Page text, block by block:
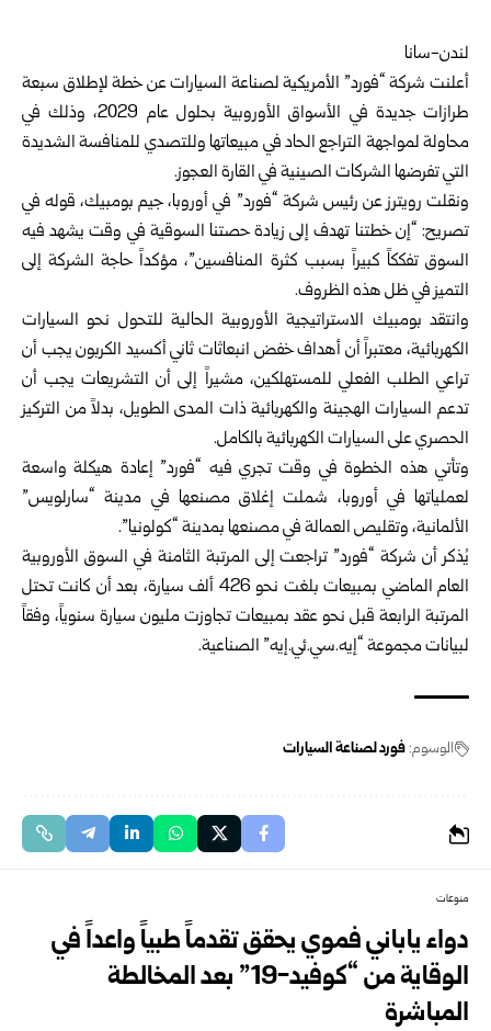
لندن-سانا
أعلنت شركة “فورد” الأمريكية لصناعة السيارات عن خطة لإطلاق سبعة
طرازات جديدة في الأسواق الأوروبية بحلول عام 2029، وذلك في
محاولة لمواجهة التراجع الحاد في مبيعاتها وللتصدي للمنافسة الشديدة
التي تفرضها الشركات الصينية في القارة العجوز.
ونقلت رويترز عن رئيس شركة “فورد” في أوروبا، جيم بومبيك، قوله في
تصريح: “إن خطتنا تهدف إلى زيادة حصتنا السوقية في وقت يشهد فيه
السوق تفككاً كبيراً بسبب كثرة المنافسين”، مؤكداً حاجة الشركة إلى
التميز في ظل هذه الظروف.
وانتقد بومبيك الاستراتيجية الأوروبية الحالية للتحول نحو السيارات
الكهربائية، معتبراً أن أهداف خفض انبعاثات ثاني أكسيد الكربون يجب أن
تراعي الطلب الفعلي للمستهلكين، مشيراً إلى أن التشريعات يجب أن
تدعم السيارات الهجينة والكهربائية ذات المدى الطويل، بدلاً من التركيز
الحصري على السيارات الكهربائية بالكامل.
وتأتي هذه الخطوة في وقت تجري فيه “فورد” إعادة هيكلة واسعة
لعملياتها في أوروبا، شملت إغلاق مصنعها في مدينة “سارلويس”
الألمانية، وتقليص العمالة في مصنعها بمدينة “كولونيا”.
يُذكر أن شركة “فورد” تراجعت إلى المرتبة الثامنة في السوق الأوروبية
العام الماضي بمبيعات بلغت نحو 426 ألف سيارة، بعد أن كانت تحتل
المرتبة الرابعة قبل نحو عقد بمبيعات تجاوزت مليون سيارة سنوياً، وفقاً
لبيانات مجموعة “إيه.سي.ئي.إيه” الصناعية.
الوسوم:فورد لصناعة السيارات
منوعات
دواء ياباني فموي يحقق تقدماً طبياً واعداً في
الوقاية من “كوفيد-19” بعد المخالطة
المباشرة